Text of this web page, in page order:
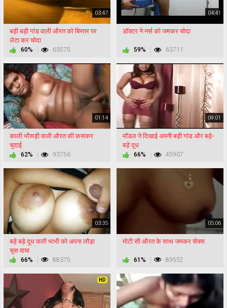
03:47
बड़ी बड़ी गांड वाली औरत को बिस्तर पर
लेटा कर चोदा
60% 63575
04:41
डॉक्टर ने नर्स को जमकर चोदा
59% 63711
01:14
काली भोंसड़ी वाली औरत की कसकर
चुदाई
62% 93756
09:01
मॉडल ने दिखाई अपनी बड़ी गांड और बड़े-
बड़े दूध
66% 45907
03:35
बड़े बड़े दूध वाली भाभी को अपना लौड़ा
चूस वाया
66% 88375
05:06
मोटी सी औरत के साथ जमकर सेक्स
61% 89552
HD